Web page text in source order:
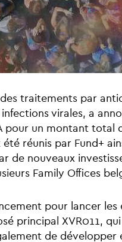
traitements par
virales, a
pour un montant total
réunis par Fund+
de nouveaux
Family Offices
pour lancer les
principal XVR011,
de